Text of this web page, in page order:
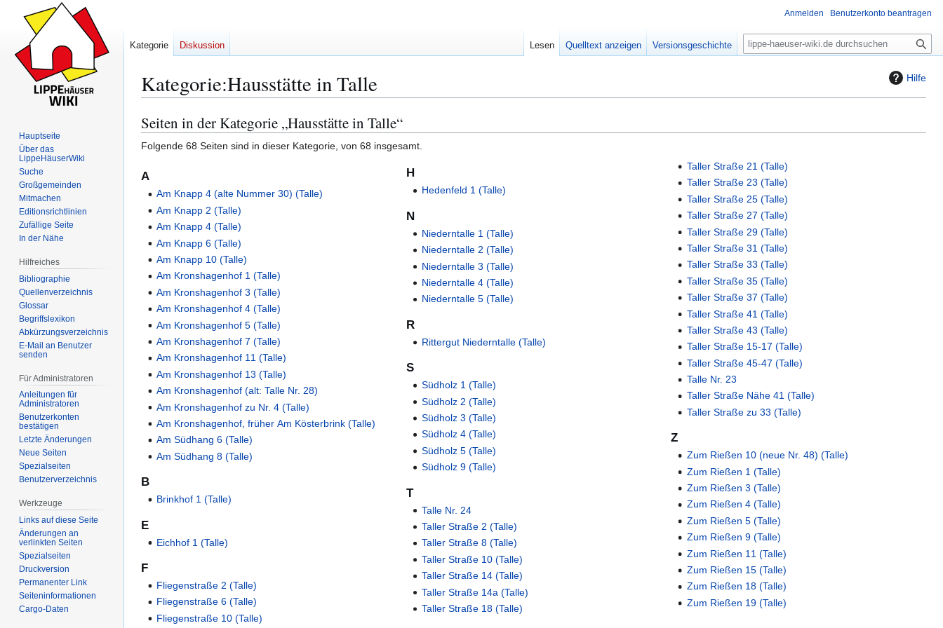
Hilfe
Kategorie:Hausstätte in Talle
Zur
Navigation
springen
Zur
Suche
springen
Seiten in der Kategorie „Hausstätte in Talle“
Folgende 68 Seiten sind in dieser Kategorie, von 68 insgesamt.
A
Am Knapp 4 (alte Nummer 30) (Talle)
Am Knapp 2 (Talle)
Am Knapp 4 (Talle)
Am Knapp 6 (Talle)
Am Knapp 10 (Talle)
Am Kronshagenhof 1 (Talle)
Am Kronshagenhof 3 (Talle)
Am Kronshagenhof 4 (Talle)
Am Kronshagenhof 5 (Talle)
Am Kronshagenhof 7 (Talle)
Am Kronshagenhof 11 (Talle)
Am Kronshagenhof 13 (Talle)
Am Kronshagenhof (alt: Talle Nr. 28)
Am Kronshagenhof zu Nr. 4 (Talle)
Am Kronshagenhof, früher Am Kösterbrink (Talle)
Am Südhang 6 (Talle)
Am Südhang 8 (Talle)
B
Brinkhof 1 (Talle)
E
Eichhof 1 (Talle)
F
Fliegenstraße 2 (Talle)
Fliegenstraße 6 (Talle)
Fliegenstraße 10 (Talle)
H
Hedenfeld 1 (Talle)
N
Niederntalle 1 (Talle)
Niederntalle 2 (Talle)
Niederntalle 3 (Talle)
Niederntalle 4 (Talle)
Niederntalle 5 (Talle)
R
Rittergut Niederntalle (Talle)
S
Südholz 1 (Talle)
Südholz 2 (Talle)
Südholz 3 (Talle)
Südholz 4 (Talle)
Südholz 5 (Talle)
Südholz 9 (Talle)
T
Talle Nr. 24
Taller Straße 2 (Talle)
Taller Straße 8 (Talle)
Taller Straße 10 (Talle)
Taller Straße 14 (Talle)
Taller Straße 14a (Talle)
Taller Straße 18 (Talle)
Taller Straße 21 (Talle)
Taller Straße 23 (Talle)
Taller Straße 25 (Talle)
Taller Straße 27 (Talle)
Taller Straße 29 (Talle)
Taller Straße 31 (Talle)
Taller Straße 33 (Talle)
Taller Straße 35 (Talle)
Taller Straße 37 (Talle)
Taller Straße 41 (Talle)
Taller Straße 43 (Talle)
Taller Straße 15-17 (Talle)
Taller Straße 45-47 (Talle)
Talle Nr. 23
Taller Straße Nähe 41 (Talle)
Taller Straße zu 33 (Talle)
Z
Zum Rießen 10 (neue Nr. 48) (Talle)
Zum Rießen 1 (Talle)
Zum Rießen 3 (Talle)
Zum Rießen 4 (Talle)
Zum Rießen 5 (Talle)
Zum Rießen 9 (Talle)
Zum Rießen 11 (Talle)
Zum Rießen 15 (Talle)
Zum Rießen 18 (Talle)
Zum Rießen 19 (Talle)
Anmelden Benutzerkonto beantragen
Kategorie Diskussion Lesen Quelltext anzeigen Versionsgeschichte
S
u
e
Hauptseite
Über das
LippeHäuserWiki
Suche
Großgemeinden
Mitmachen
Editionsrichtlinien
Zufällige Seite
In der Nähe
Hilfreiches
Bibliographie
Quellenverzeichnis
Glossar
Begriffslexikon
Abkürzungsverzeichnis
E-Mail an Benutzer
senden
Für Administratoren
Anleitungen für
Administratoren
Benutzerkonten
bestätigen
Letzte Änderungen
Neue Seiten
Spezialseiten
Benutzerverzeichnis
Werkzeuge
Links auf diese Seite
Änderungen an
verlinkten Seiten
Spezialseiten
Druckversion
Permanenter Link
Seiten­­informationen
Cargo-Daten